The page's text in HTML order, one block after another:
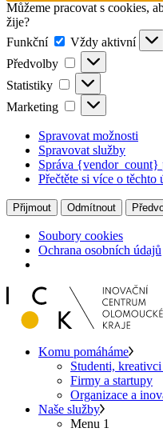
Můžeme pracovat s cookies,
žije?
Funkční
Funkční
Vždy aktivní
Předvolby
Předvolby
Statistiky Statistiky
Marketing Marketing
Spravovat možnosti
Spravovat služby
Správa {vendor_count}
Přečtěte si více o těchto
Přijmout Odmítnout
Soubory cookies
Ochrana osobních údajů
Komu pomáháme
Studenti,
Firmy a startupy
Organizace a
Naše služby
Menu 1